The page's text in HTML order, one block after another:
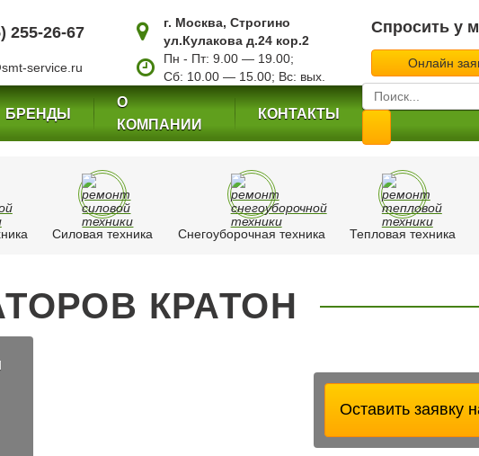
255-26-67
service.ru
г. Москва, Строгино
ул.Кулакова д.24 кор.2
Пн - Пт: 9.00 — 19.00;
Сб: 10.00 — 15.00; Вс: вых.
Спросить у
Онлайн
БРЕНДЫ
О
КОМПАНИИ
КОНТАКТЫ
Силовая техника Снегоуборочная техника Тепловая техника
КРАТОН
Оставить заявку